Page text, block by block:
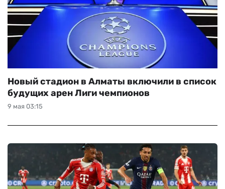
9 мая 03:15
Новый стадион в Алматы включили в список
будущих арен Лиги чемпионов